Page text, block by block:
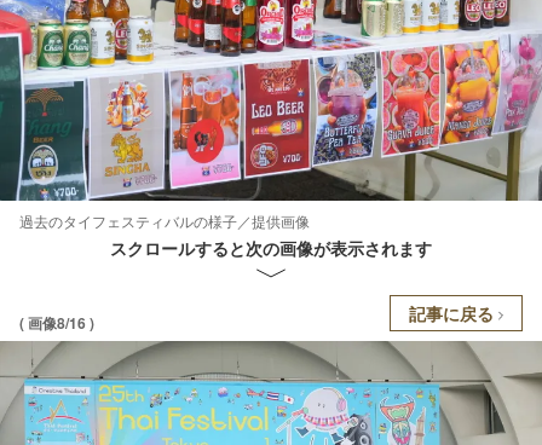
過去のタイフェスティバルの様子／提供画像
スクロールすると次の画像が表示されます
( 画像8/16 ) 記事に戻る